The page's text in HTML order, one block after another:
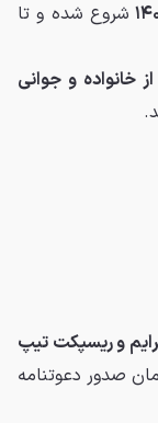
شروع شده و تا
خانواده و جوانی
دیگنیتی پرایم و ریسپکت تیپ
در زمان صدور دعوتنامه